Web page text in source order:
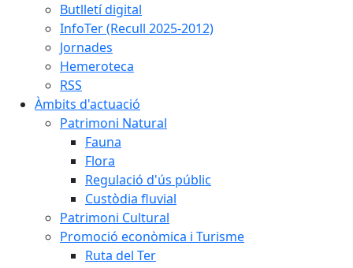
Butlletí digital
InfoTer (Recull 2025-2012)
Jornades
Hemeroteca
RSS
Àmbits d'actuació
Patrimoni Natural
Fauna
Flora
Regulació d'ús públic
Custòdia fluvial
Patrimoni Cultural
Promoció econòmica i Turisme
Ruta del Ter